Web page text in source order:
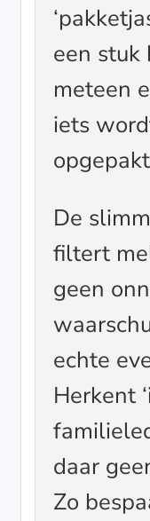
een
meteen
iets
De
filtert
geen
echte
Herkent
daar
Zo